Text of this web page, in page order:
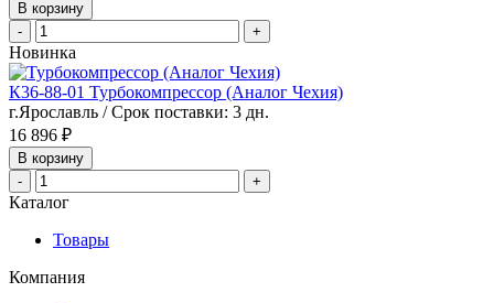
В корзину
-
+
Новинка
К36-88-01 Турбокомпрессор (Аналог Чехия)
г.Ярославль / Срок поставки: 3 дн.
16 896 ₽
В корзину
-
+
Каталог
Товары
Компания